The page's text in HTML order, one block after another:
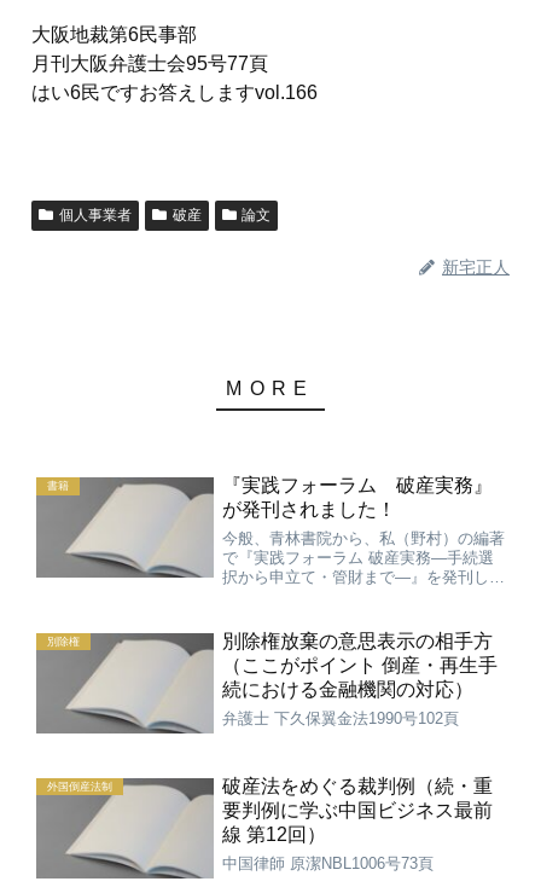
大阪地裁第6民事部
月刊大阪弁護士会95号77頁
はい6民ですお答えしますvol.166
個人事業者 破産 論文
新宅正人
書籍
『実践フォーラム 破産実務』
が発刊されました！
今般、青林書院から、私（野村）の編著
で『実践フォーラム 破産実務—手続選
択から申立て・管財まで—』を発刊して
帯には、次のとおり書いてあります。
感覚の共有と協働・連携を...
別除権
別除権放棄の意思表示の相手方
（ここがポイント 倒産・再生手
続における金融機関の対応）
弁護士 下久保翼金法1990号102頁
外国倒産法制
破産法をめぐる裁判例（続・重
要判例に学ぶ中国ビジネス最前
線 第12回）
中国律師 原潔NBL1006号73頁